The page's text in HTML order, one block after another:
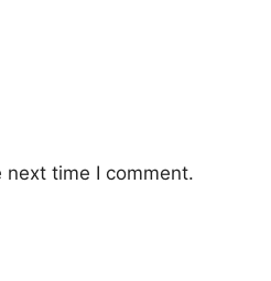
time I comment.